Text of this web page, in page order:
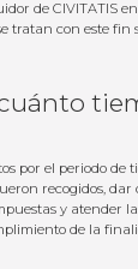
de CIVITATIS
tratan con este fin
por el periodo
recogidos,
y atender
de la